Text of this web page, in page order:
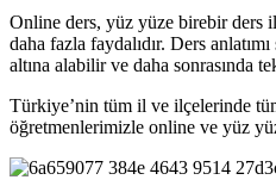
Online ders, yüz yüze birebir ders
daha fazla faydalıdır. Ders
altına alabilir ve daha sonrasında
Türkiye’nin tüm il ve ilçelerinde
öğretmenlerimizle online ve yüz